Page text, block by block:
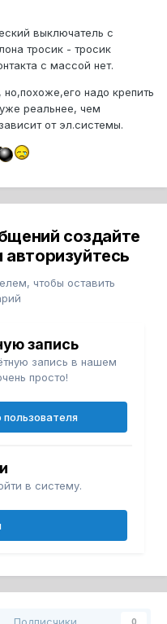
выключатель с
тросик - тросик
с массой нет.
надо крепить
реальнее, чем
от эл.системы.
создайте
авторизуйтесь
чтобы оставить
запись
запись в нашем
просто!
пользователя
в систему.
0